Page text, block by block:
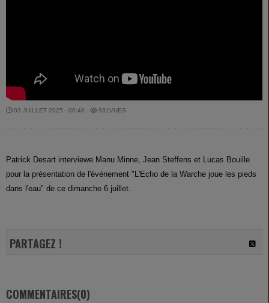
03 JUILLET 2025 - 00:48 - 931VUES
Patrick Desart interviewe Manu Minne, Jean Steffens et Lucas Bouille
pour la présentation de l'événement "L'Echo de la Warche joue les pieds
dans l'eau" de ce dimanche 6 juillet.
PARTAGEZ !
COMMENTAIRES(0)